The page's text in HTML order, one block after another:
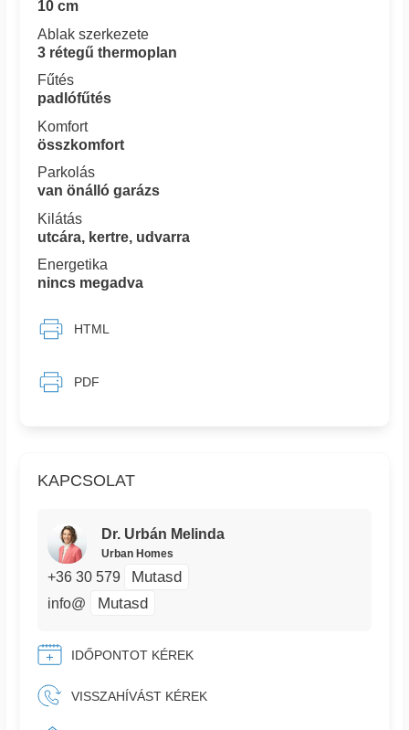
KAPCSOLAT
Dr. Urbán Melinda
Urban Homes
+36 30 579 Mutasd
info@ Mutasd
IDŐPONTOT KÉREK
VISSZAHÍVÁST KÉREK
10 cm
Ablak szerkezete
3 rétegű thermoplan
Fűtés
padlófűtés
Komfort
összkomfort
Parkolás
van önálló garázs
Kilátás
utcára, kertre, udvarra
Energetika
nincs megadva
HTML
PDF